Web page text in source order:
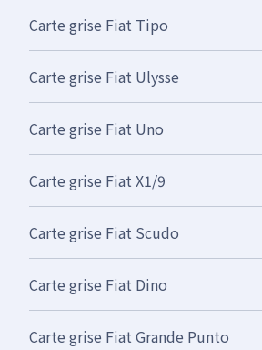
Carte grise Fiat Tipo
Carte grise Fiat Ulysse
Carte grise Fiat Uno
Carte grise Fiat X1/9
Carte grise Fiat Scudo
Carte grise Fiat Dino
Carte grise Fiat Grande Punto